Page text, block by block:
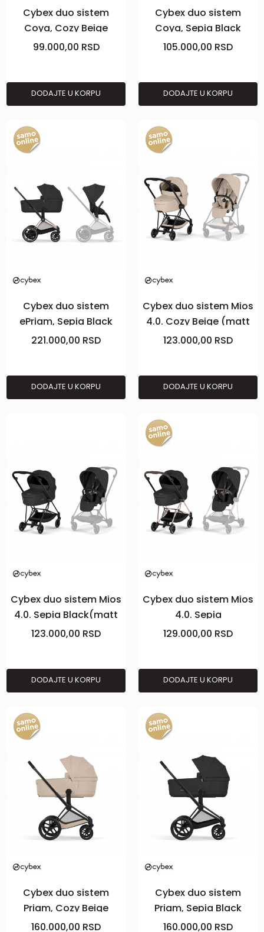
Cybex duo sistem
Coya, Cozy Beige
(mattblack ram)
99.000,00 RSD
DODAJTE U KORPU
Cybex duo sistem
Coya, Sepia Black
(rosegold ram)
105.000,00 RSD
DODAJTE U KORPU
Cybex duo sistem
ePriam, Sepia Black
(rosegold)
221.000,00 RSD
DODAJTE U KORPU
Cybex duo sistem Mios
4.0. Cozy Beige (matt
black)
123.000,00 RSD
DODAJTE U KORPU
Cybex duo sistem Mios
4.0. Sepia Black(matt
black)
123.000,00 RSD
DODAJTE U KORPU
Cybex duo sistem Mios
4.0. Sepia
Black(rosegold)
129.000,00 RSD
DODAJTE U KORPU
Cybex duo sistem
Priam, Cozy Beige
(matt black)
160.000,00 RSD
Cybex duo sistem
Priam, Sepia Black
(matt black)
160.000,00 RSD